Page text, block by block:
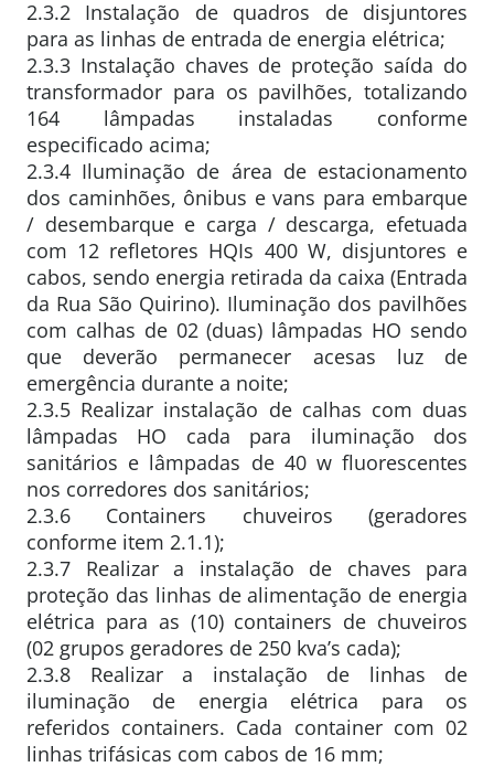
2.3.2 Instalação de quadros de disjuntores
para as linhas de entrada de energia elétrica;
2.3.3 Instalação chaves de proteção saída do
transformador para os pavilhões, totalizando
164 lâmpadas instaladas conforme
especificado acima;
2.3.4 Iluminação de área de estacionamento
dos caminhões, ônibus e vans para embarque
/ desembarque e carga / descarga, efetuada
com 12 refletores HQIs 400 W, disjuntores e
cabos, sendo energia retirada da caixa (Entrada
da Rua São Quirino). Iluminação dos pavilhões
com calhas de 02 (duas) lâmpadas HO sendo
que deverão permanecer acesas luz de
emergência durante a noite;
2.3.5 Realizar instalação de calhas com duas
lâmpadas HO cada para iluminação dos
sanitários e lâmpadas de 40 w fluorescentes
nos corredores dos sanitários;
2.3.6 Containers chuveiros (geradores
conforme item 2.1.1);
2.3.7 Realizar a instalação de chaves para
proteção das linhas de alimentação de energia
elétrica para as (10) containers de chuveiros
(02 grupos geradores de 250 kva’s cada);
2.3.8 Realizar a instalação de linhas de
iluminação de energia elétrica para os
referidos containers. Cada container com 02
linhas trifásicas com cabos de 16 mm;